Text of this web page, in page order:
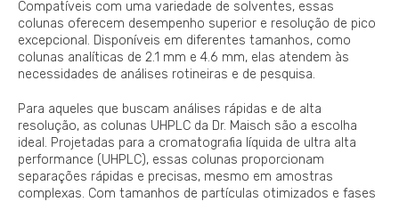
Compatíveis com uma variedade de solventes, essas
colunas oferecem desempenho superior e resolução de pico
excepcional. Disponíveis em diferentes tamanhos, como
colunas analíticas de 2.1 mm e 4.6 mm, elas atendem às
necessidades de análises rotineiras e de pesquisa.
Para aqueles que buscam análises rápidas e de alta
resolução, as colunas UHPLC da Dr. Maisch são a escolha
ideal. Projetadas para a cromatografia líquida de ultra alta
performance (UHPLC), essas colunas proporcionam
separações rápidas e precisas, mesmo em amostras
complexas. Com tamanhos de partículas otimizados e fases